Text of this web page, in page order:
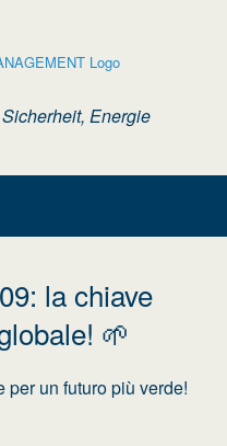
Energie
la chiave
🌱
un futuro più verde!